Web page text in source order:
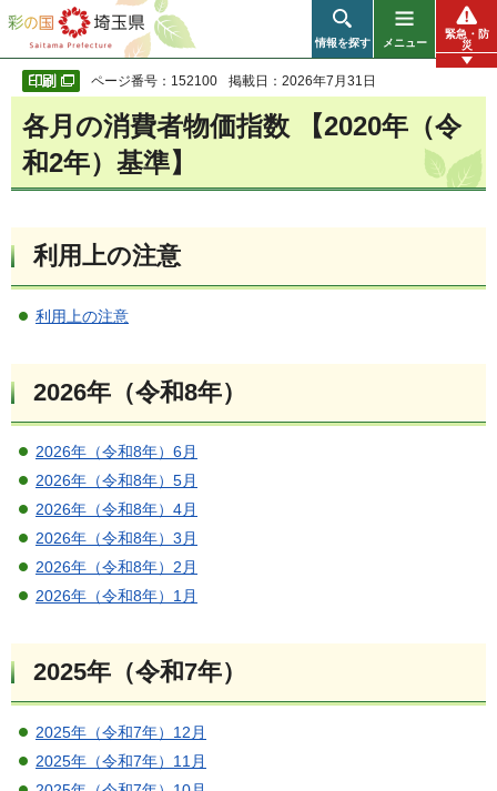
彩の国 埼玉県
情報を探す メニュー
緊急・防
災
ページ番号：152100 掲載日：2026年7月31日
各月の消費者物価指数 【2020年（令
和2年）基準】
利用上の注意
利用上の注意
2026年（令和8年）
2026年（令和8年）6月
2026年（令和8年）5月
2026年（令和8年）4月
2026年（令和8年）3月
2026年（令和8年）2月
2026年（令和8年）1月
2025年（令和7年）
2025年（令和7年）12月
2025年（令和7年）11月